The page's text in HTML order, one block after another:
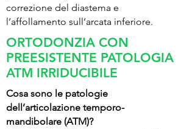
correzione del diastema e
l’affollamento sull’arcata inferiore.
ORTODONZIA CON
PREESISTENTE PATOLOGIA
ATM IRRIDUCIBILE
Cosa sono le patologie
dell’articolazione temporo-
mandibolare (ATM)?